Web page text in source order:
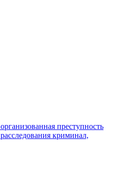
организованная преступность
расследования криминал,